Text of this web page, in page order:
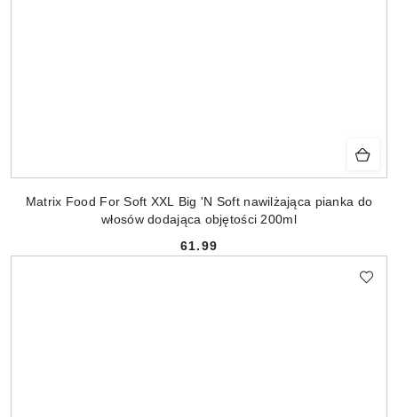
Matrix Food For Soft XXL Big 'N Soft nawilżająca pianka do
włosów dodająca objętości 200ml
Cena:
61.99